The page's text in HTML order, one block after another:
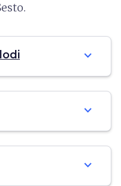
expand_more
expand_more
expand_more